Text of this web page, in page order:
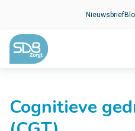
Nieuwsbrief
Cognitieve